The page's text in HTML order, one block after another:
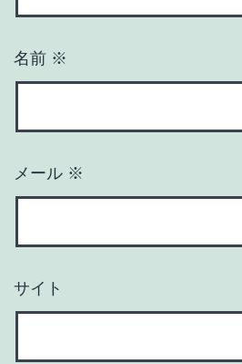
名前 ※
メール ※
サイト